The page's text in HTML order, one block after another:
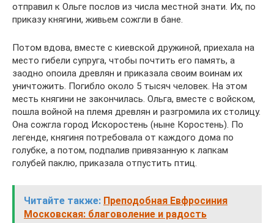
отправил к Ольге послов из числа местной знати. Их, по
приказу княгини, живьем сожгли в бане.
Потом вдова, вместе с киевской дружиной, приехала на
место гибели супруга, чтобы почтить его память, а
заодно опоила древлян и приказала своим воинам их
уничтожить. Погибло около 5 тысяч человек. На этом
месть княгини не закончилась. Ольга, вместе с войском,
пошла войной на племя древлян и разгромила их столицу.
Она сожгла город Искоростень (ныне Коростень). По
легенде, княгиня потребовала от каждого дома по
голубке, а потом, подпалив привязанную к лапкам
голубей паклю, приказала отпустить птиц.
Читайте также: Преподобная Евфросиния
Московская: благоволение и радость